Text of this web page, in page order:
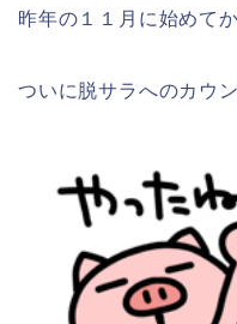
昨年の１１月に始めて
ついに脱サラへのカウ